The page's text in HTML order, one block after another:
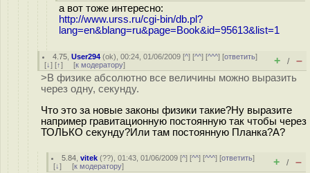
а вот тоже интересно:
http://www.urss.ru/cgi-bin/db.pl?
lang=en&blang=ru&page=Book&id=95613&list=1
4.75 ,User294 (ok), 00:24, 01/06/2009 [^] [^^] [^^^] [ответить]
[↓] [↑] [к модератору] + / –
>В физике абсолютно все величины можно выразить
через одну, секунду.
Что это за новые законы физики такие?Ну выразите
например гравитационную постоянную так чтобы через
ТОЛЬКО секунду?Или там постоянную Планка?А?
5.84 ,vitek (??), 01:43, 01/06/2009 [^] [^^] [^^^] [ответить]
[↓] [к модератору] + / –